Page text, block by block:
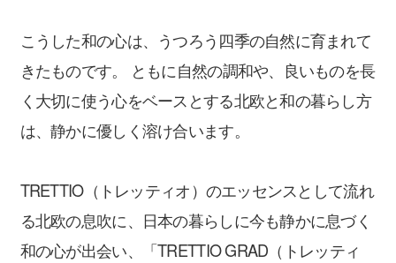
こうした和の心は、うつろう四季の自然に育まれて
きたものです。 ともに自然の調和や、良いものを長
く大切に使う心をベースとする北欧と和の暮らし方
は、静かに優しく溶け合います。
TRETTIO（トレッティオ）のエッセンスとして流れ
る北欧の息吹に、日本の暮らしに今も静かに息づく
和の心が出会い、「TRETTIO GRAD（トレッティ